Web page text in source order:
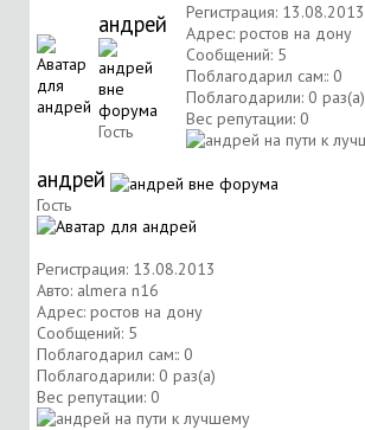
андрей
Гость
Регистрация: 13.08.2013
Адрес: ростов на дону
Сообщений: 5
Поблагодарил сам:: 0
Поблагодарили: 0 раз(а)
Вес репутации: 0
андрей
Гость
Регистрация: 13.08.2013
Авто: almera n16
Адрес: ростов на дону
Сообщений: 5
Поблагодарил сам:: 0
Поблагодарили: 0 раз(а)
Вес репутации: 0